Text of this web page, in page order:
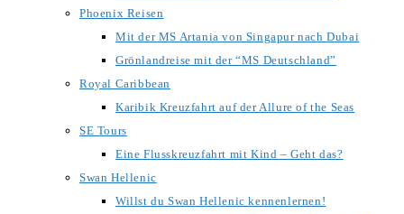
Phoenix Reisen
Mit der MS Artania von Singapur nach Dubai
Grönlandreise mit der “MS Deutschland”
Royal Caribbean
Karibik Kreuzfahrt auf der Allure of the Seas
SE Tours
Eine Flusskreuzfahrt mit Kind – Geht das?
Swan Hellenic
Willst du Swan Hellenic kennenlernen!